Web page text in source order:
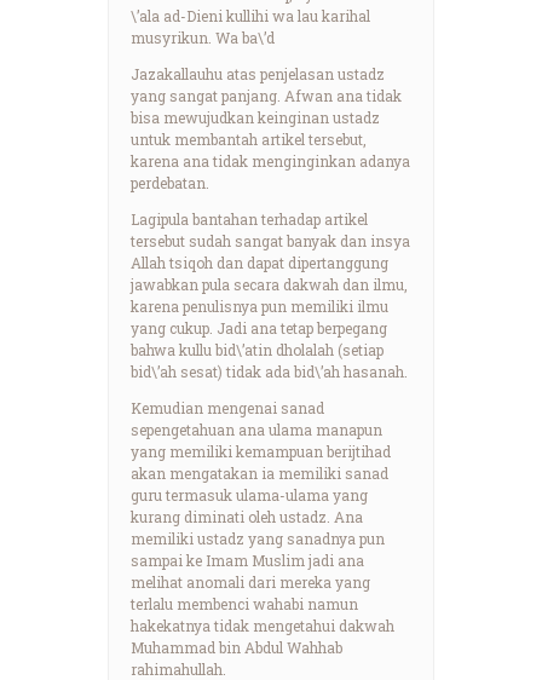
\’ala ad-Dieni kullihi wa lau karihal
musyrikun. Wa ba\’d
Jazakallauhu atas penjelasan ustadz
yang sangat panjang. Afwan ana tidak
bisa mewujudkan keinginan ustadz
untuk membantah artikel tersebut,
karena ana tidak menginginkan adanya
perdebatan.
Lagipula bantahan terhadap artikel
tersebut sudah sangat banyak dan insya
Allah tsiqoh dan dapat dipertanggung
jawabkan pula secara dakwah dan ilmu,
karena penulisnya pun memiliki ilmu
yang cukup. Jadi ana tetap berpegang
bahwa kullu bid\’atin dholalah (setiap
bid\’ah sesat) tidak ada bid\’ah hasanah.
Kemudian mengenai sanad
sepengetahuan ana ulama manapun
yang memiliki kemampuan berijtihad
akan mengatakan ia memiliki sanad
guru termasuk ulama-ulama yang
kurang diminati oleh ustadz. Ana
memiliki ustadz yang sanadnya pun
sampai ke Imam Muslim jadi ana
melihat anomali dari mereka yang
terlalu membenci wahabi namun
hakekatnya tidak mengetahui dakwah
Muhammad bin Abdul Wahhab
rahimahullah.